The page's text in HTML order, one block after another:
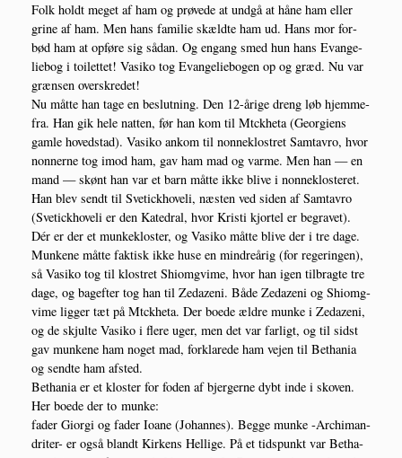
Folk holdt meget af ham og prø­ve­de at und­gå at håne ham eller
gri­ne af ham. Men hans fami­lie skæld­te ham ud. Hans mor for­
bød ham at opfø­re sig sådan. Og engang smed hun hans Evan­ge­
lie­bog i toilet­tet! Vasi­ko tog Evan­ge­lie­bo­gen op og græd. Nu var
græn­sen overskredet!
Nu måt­te han tage en beslut­ning. Den 12-åri­ge dreng løb hjem­me­
fra. Han gik hele nat­ten, før han kom til Mtckhe­ta (Geor­gi­ens
gam­le hoved­stad). Vasi­ko ankom til non­ne­klo­stret Sam­tavro, hvor
non­ner­ne tog imod ham, gav ham mad og var­me. Men han — en
mand — skønt han var et barn måt­te ikke bli­ve i non­ne­kloste­ret.
Han blev sendt til Sve­ti­ck­ho­ve­li, næsten ved siden af Sam­tavro
(Sve­ti­ck­ho­ve­li er den Kated­ral, hvor Kri­sti kjor­tel er begra­vet).
Dér er der et mun­ke­klo­ster, og Vasi­ko måt­te bli­ve der i tre dage.
Mun­ke­ne måt­te fak­tisk ikke huse en min­dre­årig (for rege­rin­gen),
så Vasi­ko tog til klo­stret Shiom­g­vi­me, hvor han igen til­brag­te tre
dage, og bag­ef­ter tog han til Zeda­ze­ni. Både Zeda­ze­ni og Shiom­g­
vi­me lig­ger tæt på Mtckhe­ta. Der boe­de ældre mun­ke i Zeda­ze­ni,
og de skjul­te Vasi­ko i fle­re uger, men det var far­ligt, og til sidst
gav mun­ke­ne ham noget mad, for­kla­re­de ham vej­en til Bet­ha­nia
og send­te ham afsted.
Bet­ha­nia er et klo­ster for foden af bjer­ger­ne dybt inde i sko­ven.
Her boe­de der to munke:
fader Gio­r­gi og fader Ioa­ne (Johan­nes). Beg­ge mun­ke ‑Archi­man­
dri­ter- er også blandt Kir­kens Hel­li­ge. På et tids­punkt var Bet­ha­